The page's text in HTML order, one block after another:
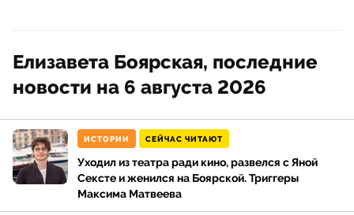
Елизавета Боярская, последние
новости на 6 августа 2026
ИСТОРИИ СЕЙЧАС ЧИТАЮТ
Уходил из театра ради кино, развелся с Яной
Сексте и женился на Боярской. Триггеры
Максима Матвеева